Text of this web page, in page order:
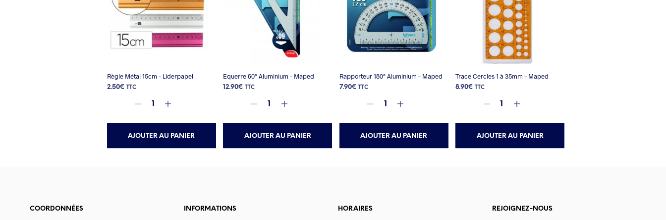
Règle Métal 15cm – Liderpapel
2.50€ TTC
AJOUTER AU PANIER
Equerre 60° Aluminium – Maped
12.90€ TTC
AJOUTER AU PANIER
Rapporteur 180° Aluminium – Maped
7.90€ TTC
AJOUTER AU PANIER
Trace Cercles 1 à 35mm – Maped
8.90€ TTC
AJOUTER AU PANIER
COORDONNÉES INFORMATIONS HORAIRES REJOIGNEZ-NOUS